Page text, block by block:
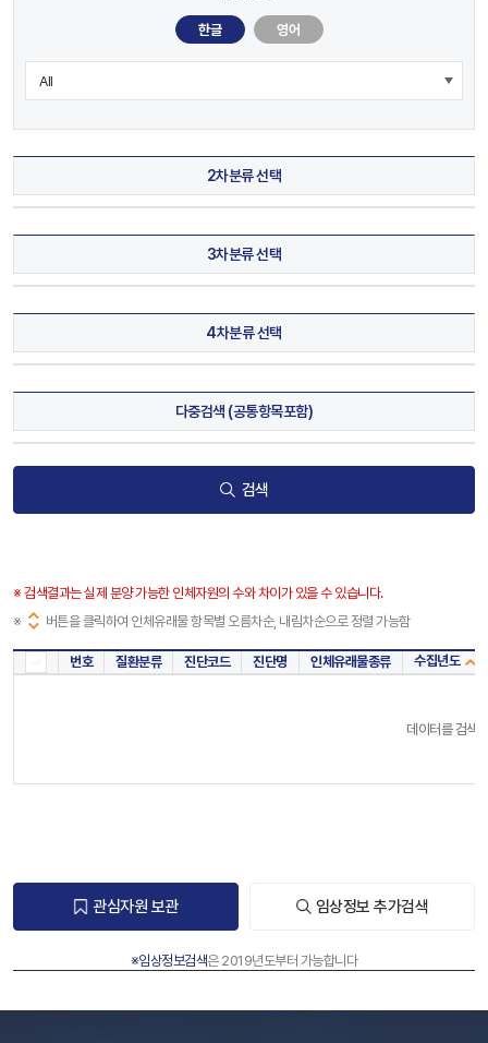
한글 영어
2차분류 선택
3차분류 선택
4차분류 선택
다중검색 (공통항목포함)
검색
※ 검색결과는 실제 분양 가능한 인체자원의 수와 차이가 있을 수 있습니다.
※
버튼을 클릭하여 인체유래물 항목별 오름차순, 내림차순으로 정렬 가능함
전체
번호 질환분류 진단코드 진단명 인체유래물종류 수집년도
데이터를 검색
관심자원 보관 임상정보 추가검색
※임상정보검색은 2019년도부터 가능합니다